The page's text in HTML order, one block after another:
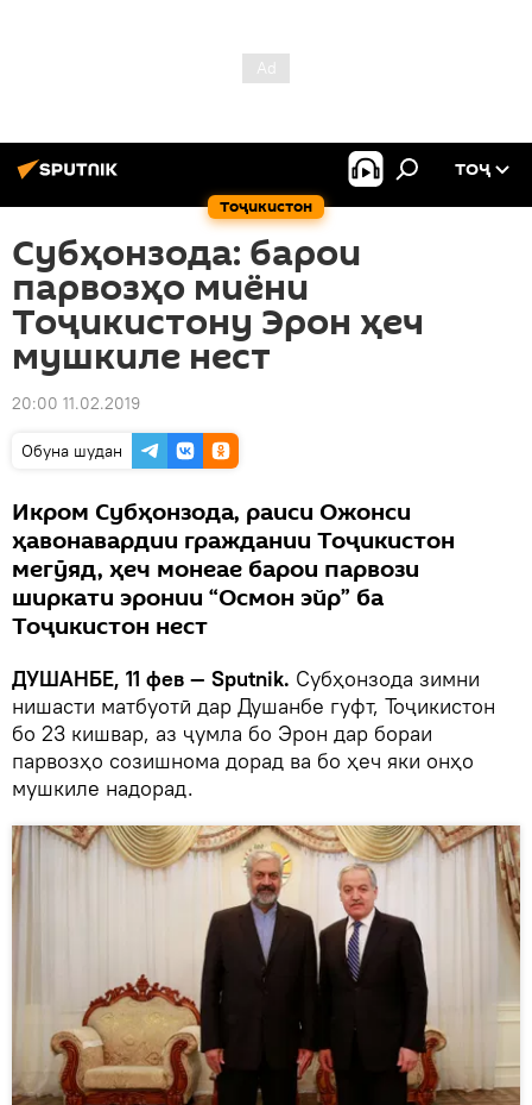
Тоҷикистон
ТОҶ
Субҳонзода: барои
парвозҳо миёни
Тоҷикистону Эрон ҳеч
мушкиле нест
20:00 11.02.2019
Обуна шудан
Икром Субҳонзода, раиси Ожонси
ҳавонавардии граждании Тоҷикистон
мегӯяд, ҳеч монеае барои парвози
ширкати эронии “Осмон эйр” ба
Тоҷикистон нест
ДУШАНБЕ, 11 фев — Sputnik. Субҳонзода зимни
нишасти матбуотӣ дар Душанбе гуфт, Тоҷикистон
бо 23 кишвар, аз ҷумла бо Эрон дар бораи
парвозҳо созишнома дорад ва бо ҳеч яки онҳо
мушкиле надорад.